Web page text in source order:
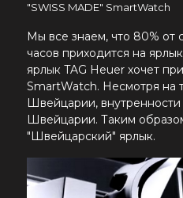
"SWISS MADE" SmartWatch
Мы все знаем, что 80% от
часов приходится на
ярлык TAG Heuer хочет
SmartWatch. Несмотря на
Швейцарии, внутренности
Швейцарии. Таким
"Швейцарский" ярлык.